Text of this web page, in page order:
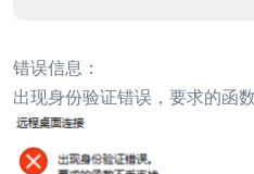
错误信息：
出现身份验证错误，要求的函